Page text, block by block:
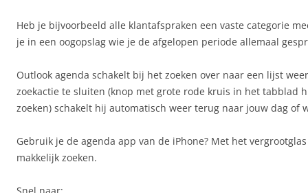
Heb je bijvoorbeeld alle klantafspraken een vaste categorie
je in een oogopslag wie je de afgelopen periode allemaal
Outlook agenda schakelt bij het zoeken over naar een lijst
zoekactie te sluiten (knop met grote rode kruis in het tabblad
zoeken) schakelt hij automatisch weer terug naar jouw dag of
Gebruik je de agenda app van de iPhone? Met het
makkelijk zoeken.